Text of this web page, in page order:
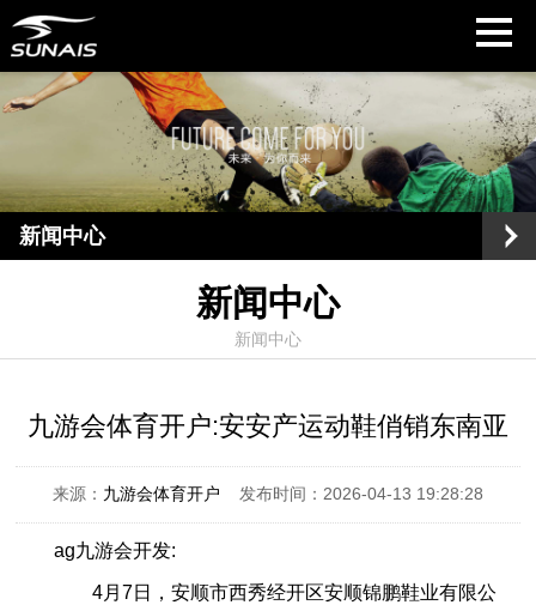
新闻中心
新闻中心
新闻中心
九游会体育开户:安安产运动鞋俏销东南亚
来源： 九游会体育开户 发布时间：2026-04-13 19:28:28
ag九游会开发:
4月7日，安顺市西秀经开区安顺锦鹏鞋业有限公